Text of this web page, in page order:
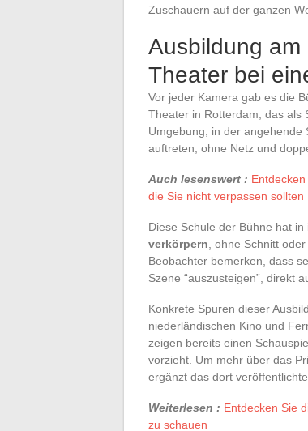
Zuschauern auf der ganzen
Ausbildung am
Theater bei
Vor jeder Kamera gab es die
Theater in Rotterdam, das als
Umgebung, in der angehende
auftreten, ohne Netz und
Auch lesenswert :
die Sie nicht verpassen sollten
Diese Schule der Bühne hat in
verkörpern , ohne Schnitt
Beobachter bemerken, dass
Szene “auszusteigen”, direkt
Konkrete Spuren dieser
niederländischen Kino und
zeigen bereits einen
vorzieht. Um mehr über das
ergänzt das dort
Weiterlesen : Entdecken Sie
zu schauen